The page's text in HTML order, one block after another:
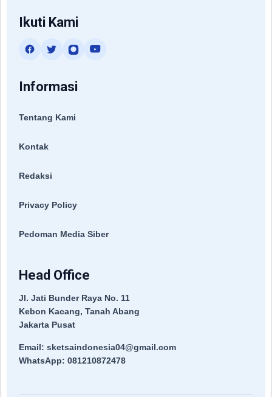
Ikuti Kami
Informasi
Tentang Kami
Kontak
Redaksi
Privacy Policy
Pedoman Media Siber
Head Office
Jl. Jati Bunder Raya No. 11
Kebon Kacang, Tanah Abang
Jakarta Pusat
Email: sketsaindonesia04@gmail.com
WhatsApp: 081210872478